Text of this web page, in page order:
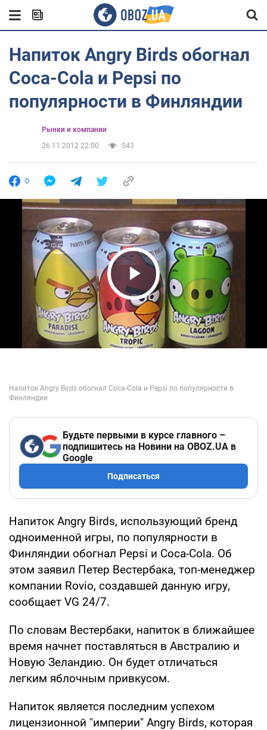
Напиток Angry Birds обогнал
Coca-Cola и Pepsi по
популярности в Финляндии
Рынки и компании
26.11.2012 22:00
543
0
Play Video
Будьте первыми в курсе главного –
подпишитесь на Новини на OBOZ.UA в
Google
Подписаться
Напиток Angry Birds, использующий бренд
одноименной игры, по популярности в
Финляндии обогнал Pepsi и Coca-Cola. Об
этом заявил Петер Вестербака, топ-менеджер
компании Rovio, создавшей данную игру,
сообщает VG 24/7.
По словам Вестербаки, напиток в ближайшее
время начнет поставляться в Австралию и
Новую Зеландию. Он будет отличаться
легким яблочным привкусом.
Напиток является последним успехом
лицензионной "империи" Angry Birds, которая